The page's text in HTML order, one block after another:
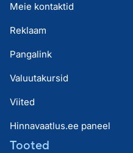
Meie kontaktid
Reklaam
Pangalink
Valuutakursid
Viited
Hinnavaatlus.ee paneel
Tooted